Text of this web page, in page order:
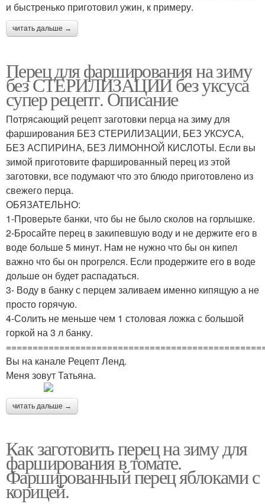
и быстренько приготовил ужин, к примеру.
читать дальше →
Перец для фарширования на зиму
без СТЕРИЛИЗАЦИИ без уксуса
супер рецепт. Описание
Потрясающий рецепт заготовки перца на зиму для
фарширования БЕЗ СТЕРИЛИЗАЦИИ, БЕЗ УКСУСА,
БЕЗ АСПИРИНА, БЕЗ ЛИМОННОЙ КИСЛОТЫ. Если вы
зимой приготовите фаршированный перец из этой
заготовки, все подумают что это блюдо приготовлено из
свежего перца.
ОБЯЗАТЕЛЬНО:
1-Проверьте банки, что бы не было сколов на горлышке.
2-Бросайте перец в закипевшую воду и не держите его в
воде больше 5 минут. Нам не нужно что бы он кипел
важно что бы он прогрелся. Если продержите его в воде
дольше он будет распадаться.
3- Воду в банку с перцем заливаем именно кипящую а не
просто горячую.
4-Солить не меньше чем 1 столовая ложка с большой
горкой на 3 л банку.
Вы на канале Рецепт Ленд.
Меня зовут Татьяна.
читать дальше →
Как заготовить перец на зиму для
фарширования в томате.
Фаршированный перец яблоками с
корицей.